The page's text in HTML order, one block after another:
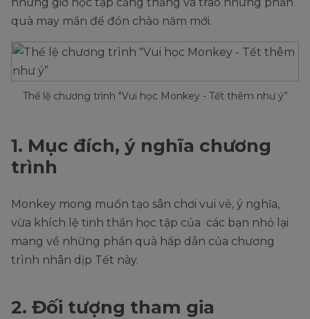
quà may mắn để đón chào năm mới.
Thể lệ chương trình "Vui học Monkey - Tết thêm như ý”
1. Mục đích, ý nghĩa chương
trình
Monkey mong muốn tạo sân chơi vui vẻ, ý nghĩa,
vừa khích lệ tinh thần học tập của các bạn nhỏ lại
mang về những phần quà hấp dẫn của chương
trình nhân dịp Tết này.
2. Đối tượng tham gia